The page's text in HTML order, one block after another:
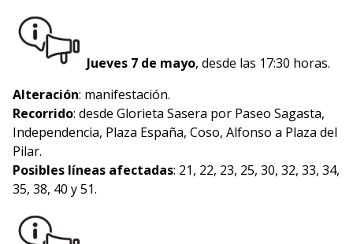
Jueves 7 de mayo, desde las 17:30 horas.
Alteración: manifestación.
Recorrido: desde Glorieta Sasera por Paseo Sagasta,
Independencia, Plaza España, Coso, Alfonso a Plaza del
Pilar.
Posibles líneas afectadas: 21, 22, 23, 25, 30, 32, 33, 34,
35, 38, 40 y 51.